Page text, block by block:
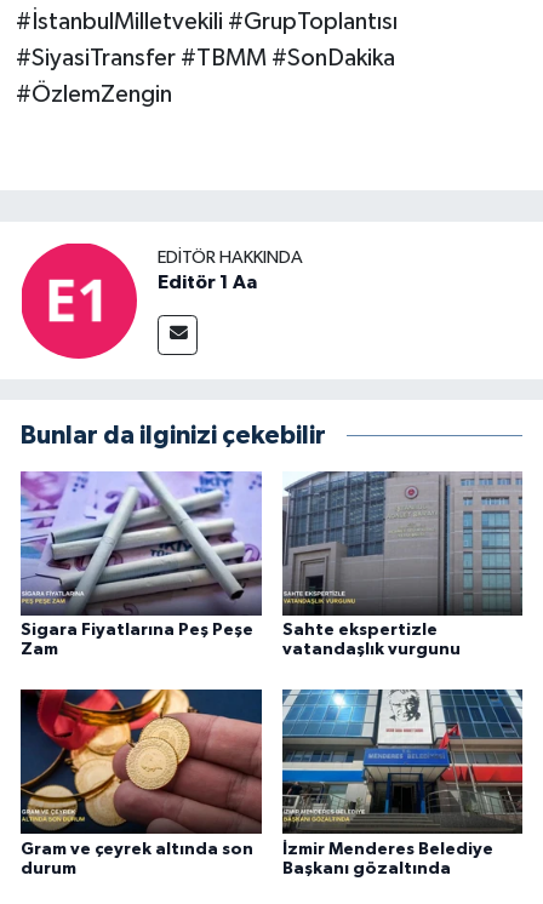
#İstanbulMilletvekili #GrupToplantısı
#SiyasiTransfer #TBMM #SonDakika
#ÖzlemZengin
EDITÖR HAKKINDA
Editör 1 Aa
Bunlar da ilginizi çekebilir
Sigara Fiyatlarına Peş Peşe
Zam
Sahte ekspertizle
vatandaşlık vurgunu
Gram ve çeyrek altında son
durum
İzmir Menderes Belediye
Başkanı gözaltında